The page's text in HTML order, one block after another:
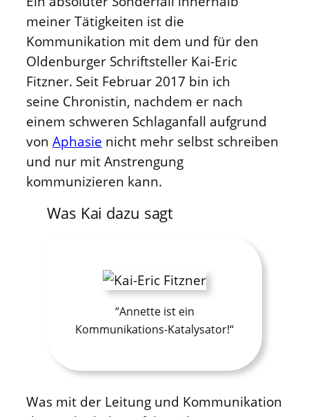
meiner Tätigkeiten ist die
Kommunikation mit dem und für den
Oldenburger Schriftsteller Kai-Eric
Fitzner. Seit Februar 2017 bin ich
seine Chronistin, nachdem er nach
einem schweren Schlaganfall aufgrund
von Aphasie nicht mehr selbst schreiben
und nur mit Anstrengung
kommunizieren kann.
Was Kai dazu sagt
“Annette ist ein
Kommunikations-Katalysator!“
Was mit der Leitung und Kommunikation